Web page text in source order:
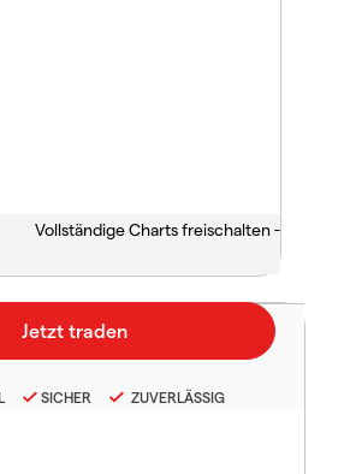
Vollständige Charts freischalten -
SICHER ZUVERLÄSSIG